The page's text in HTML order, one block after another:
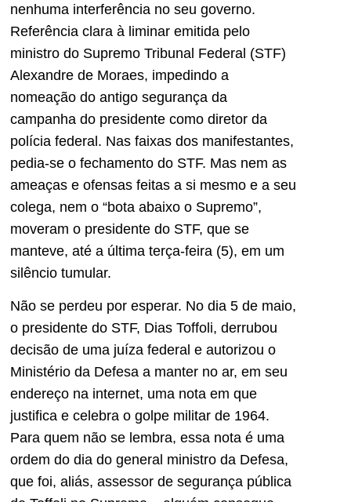
nenhuma interferência no seu governo.
Referência clara à liminar emitida pelo
ministro do Supremo Tribunal Federal (STF)
Alexandre de Moraes, impedindo a
nomeação do antigo segurança da
campanha do presidente como diretor da
polícia federal. Nas faixas dos manifestantes,
pedia-se o fechamento do STF. Mas nem as
ameaças e ofensas feitas a si mesmo e a seu
colega, nem o “bota abaixo o Supremo”,
moveram o presidente do STF, que se
manteve, até a última terça-feira (5), em um
silêncio tumular.
Não se perdeu por esperar. No dia 5 de maio,
o presidente do STF, Dias Toffoli, derrubou
decisão de uma juíza federal e autorizou o
Ministério da Defesa a manter no ar, em seu
endereço na internet, uma nota em que
justifica e celebra o golpe militar de 1964.
Para quem não se lembra, essa nota é uma
ordem do dia do general ministro da Defesa,
que foi, aliás, assessor de segurança pública